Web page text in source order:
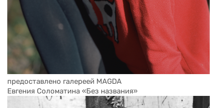
предоставлено галереей MAGDA
Евгения Соломатина «Без названия»